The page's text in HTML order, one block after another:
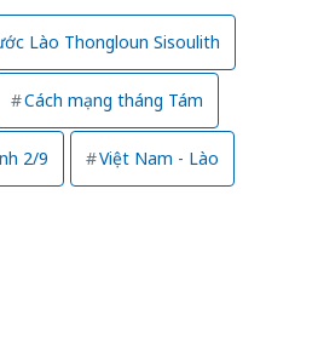
Lào Thongloun Sisoulith
Cách mạng tháng Tám
2/9 Việt Nam - Lào